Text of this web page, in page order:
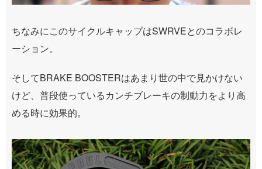
ちなみにこのサイクルキャップはSWRVEとのコラボレ
ーション。
そしてBRAKE BOOSTERはあまり世の中で見かけない
けど、普段使っているカンチブレーキの制動力をより高
める時に効果的。